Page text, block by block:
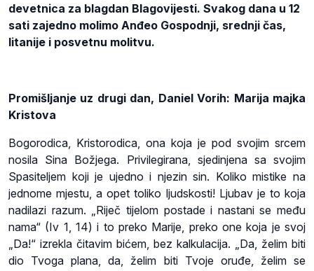
devetnica za blagdan Blagovijesti. Svakog dana u 12
sati zajedno molimo Anđeo Gospodnji, srednji čas,
litanije i posvetnu molitvu.
Promišljanje uz drugi dan, Daniel Vorih: Marija majka
Kristova
Bogorodica, Kristorodica, ona koja je pod svojim srcem
nosila Sina Božjega. Privilegirana, sjedinjena sa svojim
Spasiteljem koji je ujedno i njezin sin. Koliko mistike na
jednome mjestu, a opet toliko ljudskosti! Ljubav je to koja
nadilazi razum. „Riječ tijelom postade i nastani se među
nama“ (Iv 1, 14) i to preko Marije, preko one koja je svoj
„Da!“ izrekla čitavim bićem, bez kalkulacija. „Da, želim biti
dio Tvoga plana, da, želim biti Tvoje oruđe, želim se